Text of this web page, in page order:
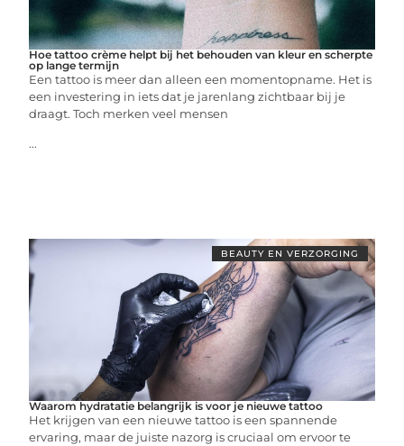
Hoe tattoo crème helpt bij het behouden van kleur en scherpte
op lange termijn
Een tattoo is meer dan alleen een momentopname. Het is
een investering in iets dat je jarenlang zichtbaar bij je
draagt. Toch merken veel mensen
...
BEAUTY EN VERZORGING
Waarom hydratatie belangrijk is voor je nieuwe tattoo
Het krijgen van een nieuwe tattoo is een spannende
ervaring, maar de juiste nazorg is cruciaal om ervoor te